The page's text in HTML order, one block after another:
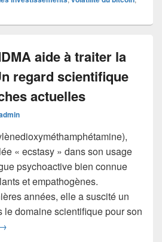
aide à traiter la
regard scientifique
actuelles
« ecstasy » dans son usage
psychoactive bien connue
et empathogènes.
années, elle a suscité un
le domaine scientifique pour son
la MDMA aide à traiter la